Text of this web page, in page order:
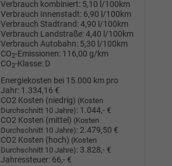
Verbrauch kombiniert: 5,10 l/100km
Verbrauch Innenstadt: 6,90 l/100km
Verbrauch Stadtrand:4,90 l/100km
Verbrauch Landstraße:4,40 l/100km
Verbrauch Autobahn: 5,30 l/100km
CO2-Emissionen: 116,00 g/km
CO2-Klasse: D
Energiekosten bei 15.000 km pro
Jahr: 1.334,16 €
CO2 Kosten (niedrig) (Kosten
Durchschnitt 10 Jahre): 1.044,- €
CO2 Kosten (mittel) (Kosten
Durchschnitt 10 Jahre): 2.479,50 €
CO2 Kosten (hoch) (Kosten
Durchschnitt 10 Jahre): 3.828,- €
Jahressteuer: 66,- €